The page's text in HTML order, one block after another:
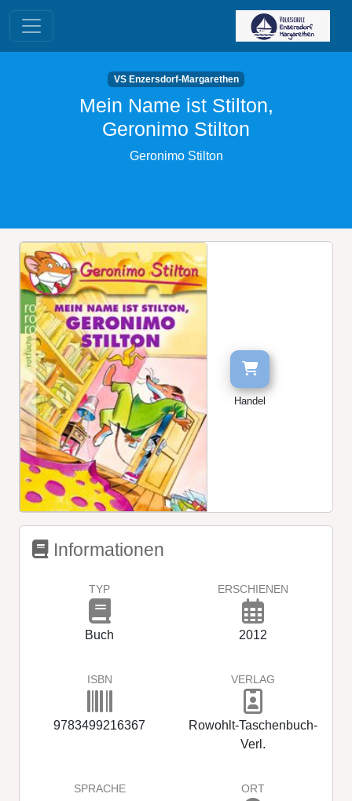
VS Enzersdorf-Margarethen
Mein Name ist Stilton,
Geronimo Stilton
Geronimo Stilton
Handel
Informationen
TYP
Buch
ERSCHIENEN
2012
ISBN
9783499216367
VERLAG
Rowohlt-Taschenbuch-
Verl.
SPRACHE ORT